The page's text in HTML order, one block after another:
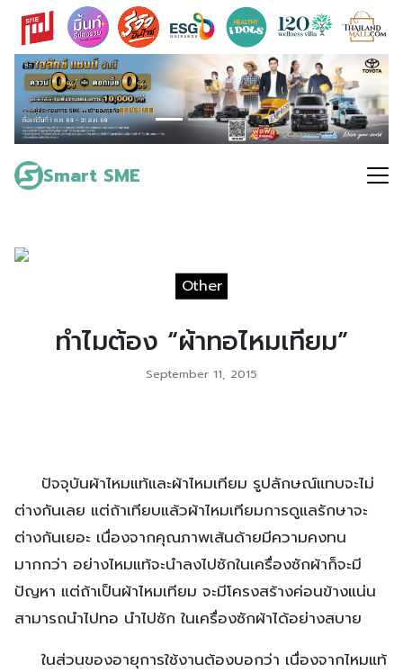
Skip
content
Smart SME
Search
for:
Other
ทำไมต้อง “ผ้าทอไหมเทียม”
September 11, 2015
ปัจจุบันผ้าไหมแท้และผ้าไหมเทียม รูปลักษณ์แทบจะไม่
ต่างกันเลย แต่ถ้าเทียบแล้วผ้าไหมเทียมการดูแลรักษาจะ
ต่างกันเยอะ เนื่องจากคุณภาพเส้นด้ายมีความคงทน
มากกว่า อย่างไหมแท้จะนำลงไปซักในเครื่องซักผ้าก็จะมี
ปัญหา แต่ถ้าเป็นผ้าไหมเทียม จะมีโครงสร้างค่อนข้างแน่น
สามารถนำไปทอ นำไปซัก ในเครื่องซักผ้าได้อย่างสบาย
ในส่วนของอายุการใช้งานต้องบอกว่า เนื่องจากไหมแท้